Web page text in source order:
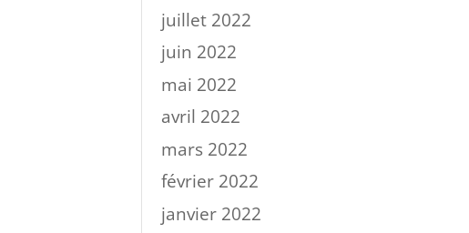
juillet 2022
juin 2022
mai 2022
avril 2022
mars 2022
février 2022
janvier 2022